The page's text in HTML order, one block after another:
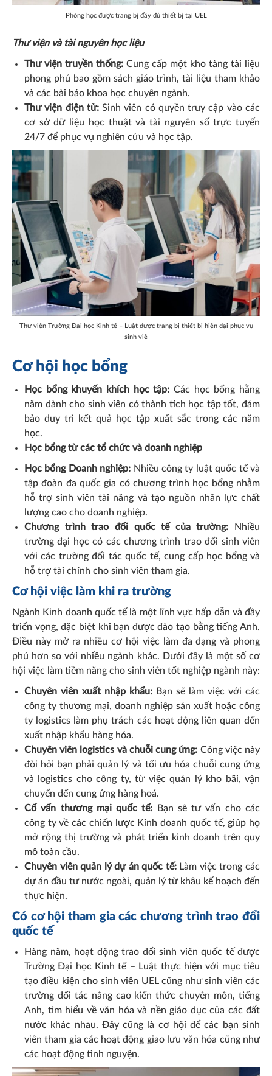
Phòng học được trang bị đầy đủ thiết bị tại UEL
Thư viện và tài nguyên học liệu
Thư viện truyền thống: Cung cấp một kho tàng tài liệu
phong phú bao gồm sách giáo trình, tài liệu tham khảo
và các bài báo khoa học chuyên ngành.
Thư viện điện tử:Sinh viên có quyền truy cập vào các
cơ sở dữ liệu học thuật và tài nguyên số trực tuyến
24/7 để phục vụ nghiên cứu và học tập.
Thư viện Trường Đại học Kinh tế – Luật được trang bị thiết bị hiện đại phục vụ
sinh viê
Cơ hội học bổng
Học bổng khuyến khích học tập: Các học bổng hằng
năm dành cho sinh viên có thành tích học tập tốt, đảm
bảo duy trì kết quả học tập xuất sắc trong các năm
học.
Học bổng từ các tổ chức và doanh nghiệp
Học bổng Doanh nghiệp: Nhiều công ty luật quốc tế và
tập đoàn đa quốc gia có chương trình học bổng nhằm
hỗ trợ sinh viên tài năng và tạo nguồn nhân lực chất
lượng cao cho doanh nghiệp.
Chương trình trao đổi quốc tế của trường:
Nhiều
trường đại học có các chương trình trao đổi sinh viên
với các trường đối tác quốc tế, cung cấp học bổng và
hỗ trợ tài chính cho sinh viên tham gia.
Cơ hội việc làm khi ra trường
Ngành Kinh doanh quốc tế là một lĩnh vực hấp dẫn và đầy
triển vọng, đặc biệt khi bạn được đào tạo bằng tiếng Anh.
Điều này mở ra nhiều cơ hội việc làm đa dạng và phong
phú hơn so với nhiều ngành khác. Dưới đây là một số cơ
hội việc làm tiềm năng cho sinh viên tốt nghiệp ngành này:
Chuyên viên xuất nhập khẩu: Bạn sẽ làm việc với các
công ty thương mại, doanh nghiệp sản xuất hoặc công
ty logistics làm phụ trách các hoạt động liên quan đến
xuất nhập khẩu hàng hóa.
Chuyên viên logistics và chuỗi cung ứng: Công việc này
đòi hỏi bạn phải quản lý và tối ưu hóa chuỗi cung ứng
và logistics cho công ty, từ việc quản lý kho bãi, vận
chuyển đến cung ứng hàng hoá.
Cố vấn thương mại quốc tế:
Bạn sẽ tư vấn cho các
công ty về các chiến lược Kinh doanh quốc tế, giúp họ
mở rộng thị trường và phát triển kinh doanh trên quy
mô toàn cầu.
Chuyên viên quản lý dự án quốc tế: Làm việc trong các
dự án đầu tư nước ngoài, quản lý từ khâu kế hoạch đến
thực hiện.
Có cơ hội tham gia các chương trình trao đổi
quốc tế
Hàng năm, hoạt động trao đổi sinh viên quốc tế được
Trường Đại học Kinh tế – Luật thực hiện với mục tiêu
tạo điều kiện cho sinh viên UEL cũng như sinh viên các
trường đối tác nâng cao kiến thức chuyên môn, tiếng
Anh, tìm hiểu về văn hóa và nền giáo dục của các đất
nước khác nhau. Đây cũng là cơ hội để các bạn sinh
viên tham gia các hoạt động giao lưu văn hóa cũng như
các hoạt động tình nguyện.